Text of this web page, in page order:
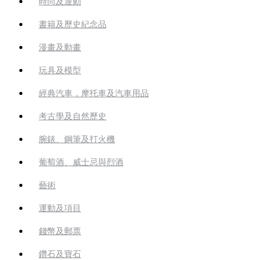
書籍及歷史紀念品
漫畫及動畫
玩具及模型
經典汽車，摩托車及汽車用品
考古學及自然歷史
腕錶、鋼筆及打火機
葡萄酒、威士忌與烈酒
藝術
運動及項目
錢幣及郵票
鑽石及寶石